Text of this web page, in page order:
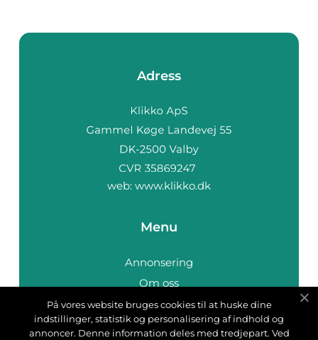
Adress
web: www.klikko.dk
Menu
Annonsering
Om oss
Cookies
Kontakta oss
På vores website bruges cookies til at huske dine
indstillinger, statistik og personalisering af indhold og
annoncer. Denne information deles med tredjepart. Ved